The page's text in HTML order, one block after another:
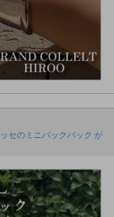
セのミニバックパック が